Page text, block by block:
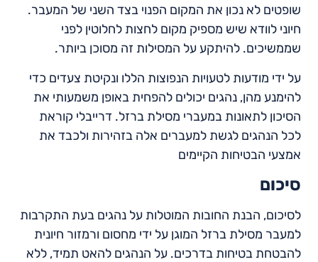
שופטים לא נכון את המקום הפנוי בצד השני של המעבר.
חיוני לוודא שיש מספיק מקום לחצות לחלוטין לפני
שממשיכים. להיתקע על המסילות זה מסוכן ביותר.
על ידי מודעות לטעויות הנפוצות הללו ונקיטת צעדים כדי
להימנע מהן, נהגים יכולים להפחית באופן משמעותי את
הסיכון לתאונות במעברי מסילת ברזל. דרייבלי קוראת
לכל הנהגים לגשת למעברים אלה בזהירות ולכבד את
אמצעי הבטיחות הקיימים
סיכום
לסיכום, הבנת החובות המוטלות על נהגים בעת התקרבות
למעבר מסילת ברזל המוגן על ידי מחסום ורמזור חיונית
להבטחת בטיחות בדרכים. על הנהגים להאט תמיד, ללא